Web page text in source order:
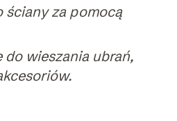
ściany za pomocą
do wieszania ubrań,